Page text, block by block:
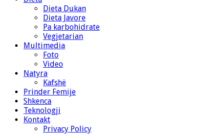
Dieta Dukan
Dieta Javore
Pa karbohidrate
Vegjetarian
Multimedia
Foto
Video
Natyra
Kafshë
Prinder Femije
Shkenca
Teknologji
Kontakt
Privacy Policy